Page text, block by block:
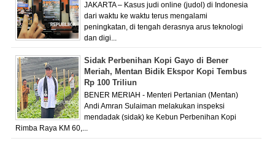
JAKARTA – Kasus judi online (judol) di Indonesia
dari waktu ke waktu terus mengalami
peningkatan, di tengah derasnya arus teknologi
dan digi...
Sidak Perbenihan Kopi Gayo di Bener
Meriah, Mentan Bidik Ekspor Kopi Tembus
Rp 100 Triliun
BENER MERIAH - Menteri Pertanian (Mentan)
Andi Amran Sulaiman melakukan inspeksi
mendadak (sidak) ke Kebun Perbenihan Kopi
Rimba Raya KM 60,...